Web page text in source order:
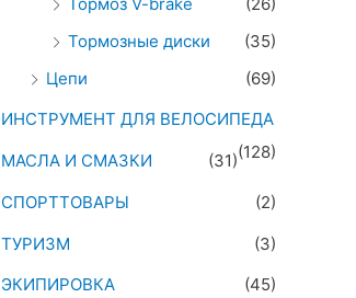
Тормозные диски
(35)
Цепи
(69)
ИНСТРУМЕНТ ДЛЯ ВЕЛОСИПЕДА
(128)
МАСЛА И СМАЗКИ
(31)
СПОРТТОВАРЫ
(2)
ТУРИЗМ
(3)
ЭКИПИРОВКА
(45)